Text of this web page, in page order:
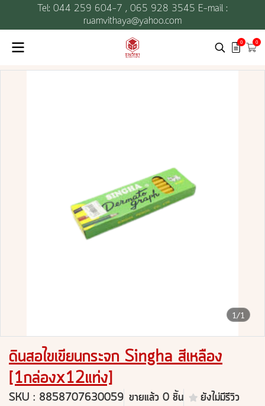
Tel: 044 259 604-7 , 065 928 3545 E-mail :
ruamvithaya@yahoo.com
0 0
1/1
ดินสอไขเขียนกระจก Singha สีเหลือง
[1กล่องx12แท่ง]
SKU : 8858707630059 ขายแล้ว 0 ชิ้น ยังไม่มีรีวิว